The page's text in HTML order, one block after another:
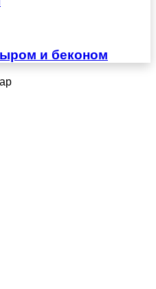
и беконом